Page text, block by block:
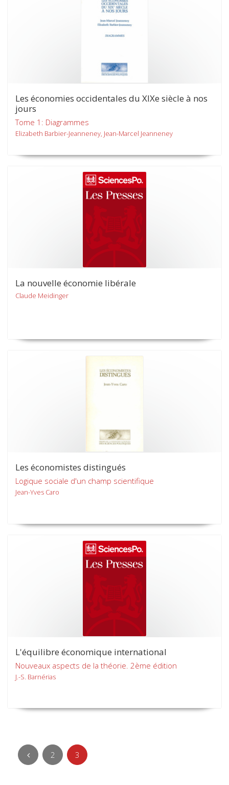
Les économies occidentales du XIXe siècle à nos
jours
Tome 1: Diagrammes
Elizabeth Barbier-Jeanneney, Jean-Marcel Jeanneney
La nouvelle économie libérale
Claude Meidinger
Les économistes distingués
Logique sociale d'un champ scientifique
Jean-Yves Caro
L'équilibre économique international
Nouveaux aspects de la théorie. 2ème édition
J.-S. Barnérias
2 3